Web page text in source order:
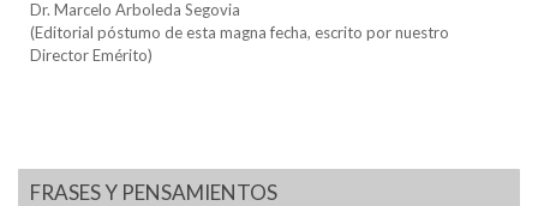
Dr. Marcelo Arboleda Segovia
(Editorial póstumo de esta magna fecha, escrito por nuestro
Director Emérito)
FRASES Y PENSAMIENTOS